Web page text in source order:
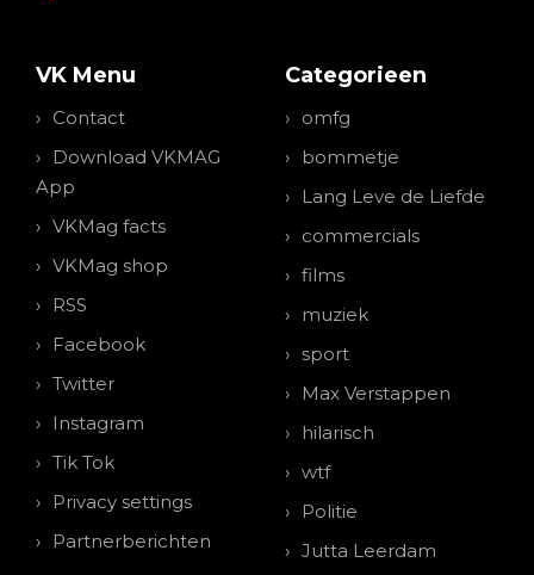
VK Menu
Contact
Download VKMAG
App
VKMag facts
VKMag shop
RSS
Facebook
Twitter
Instagram
Tik Tok
Privacy settings
Partnerberichten
Categorieen
omfg
bommetje
Lang Leve de Liefde
commercials
films
muziek
sport
Max Verstappen
hilarisch
wtf
Politie
Jutta Leerdam